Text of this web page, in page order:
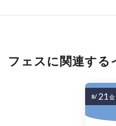
フェスに関連する
8/ 21金